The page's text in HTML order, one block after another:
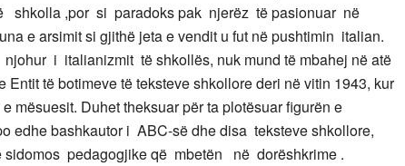
shkolla ,por si paradoks pak njerëz të pasionuar në
e arsimit si gjithë jeta e vendit u fut në pushtimin italian.
i italianizmit të shkollës, nuk mund të mbahej në atë
të botimeve të teksteve shkollore deri në vitin 1943, kur
mësuesit. Duhet theksuar për ta plotësuar figurën e
edhe bashkautor i ABC-së dhe disa teksteve shkollore,
sidomos pedagogjike që mbetën në dorëshkrime .